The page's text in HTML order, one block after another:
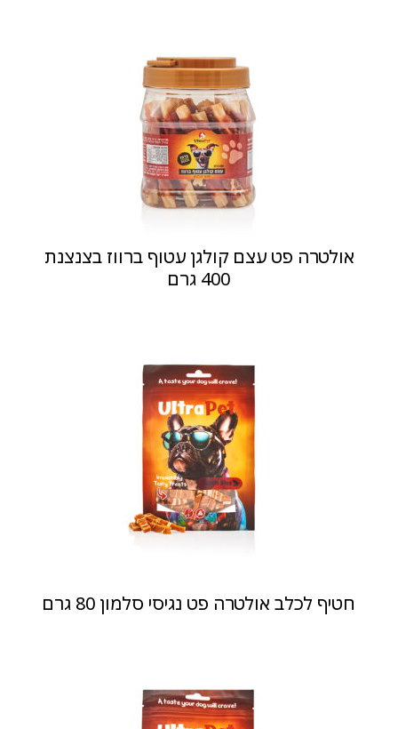
אולטרה פט עצם קולגן עטוף ברווז בצנצנת
400 גרם
חטיף לכלב אולטרה פט נגיסי סלמון 80 גרם